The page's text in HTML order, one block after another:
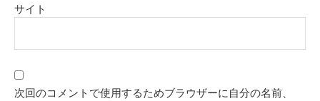
サイト
次回のコメントで使用するためブラウザーに自分の名前、